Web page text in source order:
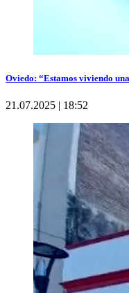
Oviedo: “Estamos viviendo
21.07.2025 | 18:52